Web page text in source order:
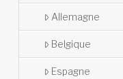
Allemagne
Belgique
Espagne